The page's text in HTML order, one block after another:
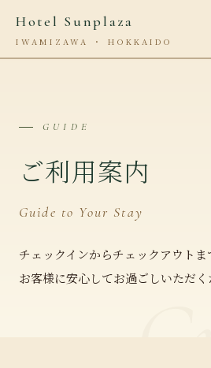
Hotel Sunplaza
IWAMIZAWA ・ HOKKAIDO
GUIDE
ご利用案内
Guide to Your Stay
チェックインからチェックアウトま
お客様に安心してお過ごしいただく